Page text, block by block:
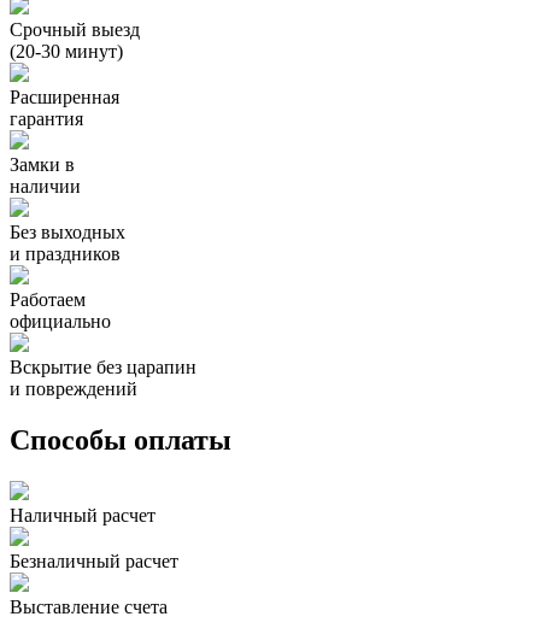
Срочный выезд
(20-30 минут)
Расширенная
гарантия
Замки в
наличии
Без выходных
и праздников
Работаем
официально
Вскрытие без царапин
и повреждений
Способы оплаты
Наличный расчет
Безналичный расчет
Выставление счета